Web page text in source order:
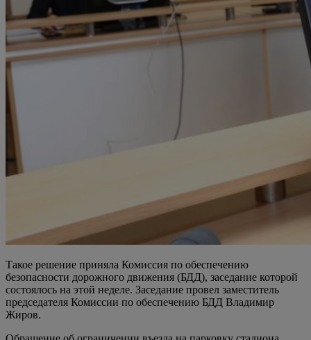
Такое решение приняла Комиссия по обеспечению
безопасности дорожного движения (БДД), заседание которой
состоялось на этой неделе. Заседание провел заместитель
председателя Комиссии по обеспечению БДД Владимир
Жиров.